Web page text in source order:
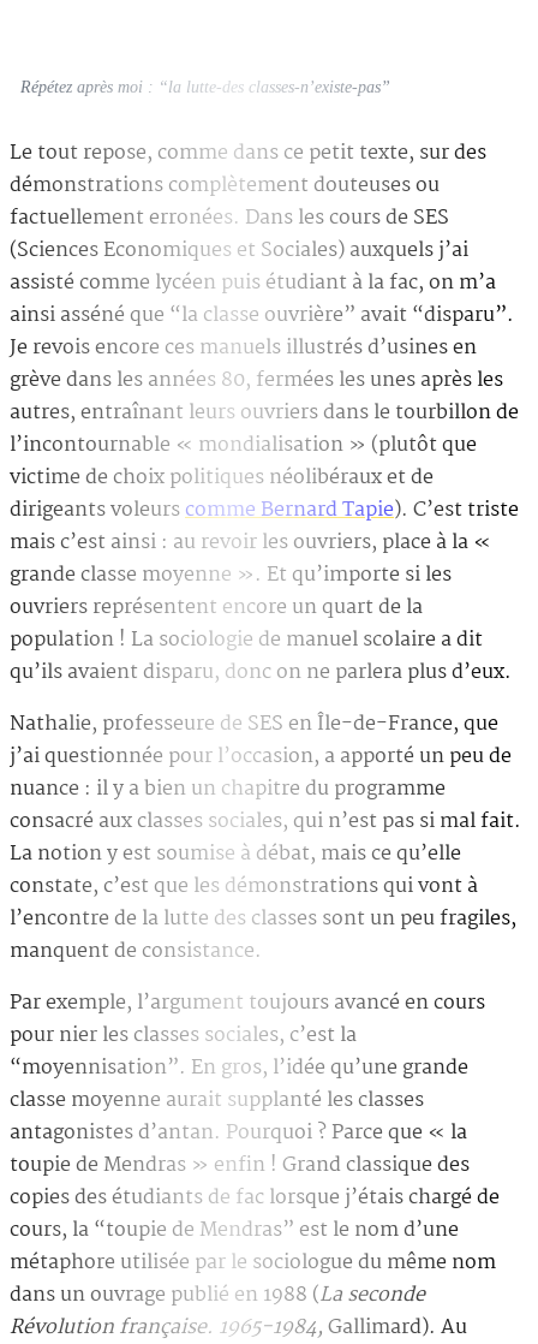
Répétez après moi : “la lutte-des classes-n’existe-pas”
Le tout repose, comme dans ce petit texte, sur des
démonstrations complètement douteuses ou
factuellement erronées. Dans les cours de SES
(Sciences Economiques et Sociales) auxquels j’ai
assisté comme lycéen puis étudiant à la fac, on m’a
ainsi asséné que “la classe ouvrière” avait “disparu”.
Je revois encore ces manuels illustrés d’usines en
grève dans les années 80, fermées les unes après les
autres, entraînant leurs ouvriers dans le tourbillon de
l’incontournable « mondialisation » (plutôt que
victime de choix politiques néolibéraux et de
dirigeants voleurscomme Bernard Tapie). C’est triste
mais c’est ainsi : au revoir les ouvriers, place à la «
grande classe moyenne ». Et qu’importe si les
ouvriers représentent encore un quart de la
population ! La sociologie de manuel scolaire a dit
qu’ils avaient disparu, donc on ne parlera plus d’eux.
Nathalie, professeure de SES en Île-de-France, que
j’ai questionnée pour l’occasion, a apporté un peu de
nuance : il y a bien un chapitre du programme
consacré aux classes sociales, qui n’est pas si mal fait.
La notion y est soumise à débat, mais ce qu’elle
constate, c’est que les démonstrations qui vont à
l’encontre de la lutte des classes sont un peu fragiles,
manquent de consistance.
Par exemple, l’argument toujours avancé en cours
pour nier les classes sociales, c’est la
“moyennisation”. En gros, l’idée qu’une grande
classe moyenne aurait supplanté les classes
antagonistes d’antan. Pourquoi ? Parce que « la
toupie de Mendras » enfin ! Grand classique des
copies des étudiants de fac lorsque j’étais chargé de
cours, la “toupie de Mendras” est le nom d’une
métaphore utilisée par le sociologue du même nom
dans un ouvrage publié en 1988 (La seconde
Révolution française. 1965-1984,Gallimard). Au